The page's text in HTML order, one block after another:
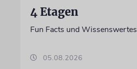
4 Etagen
Fun Facts und Wissenswertes
05.08.2026